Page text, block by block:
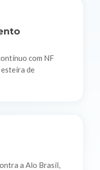
com NF
de
a Alo Brasil,